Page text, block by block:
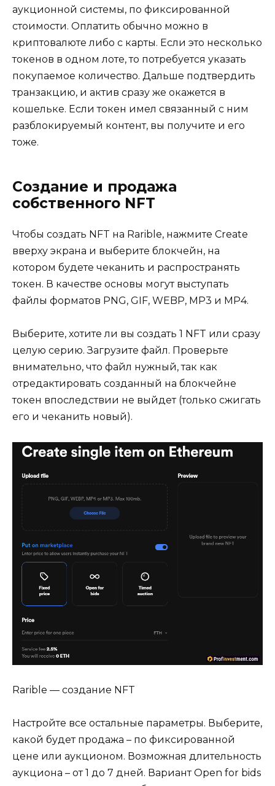
аукционной системы, по фиксированной
стоимости. Оплатить обычно можно в
криптовалюте либо с карты. Если это несколько
токенов в одном лоте, то потребуется указать
покупаемое количество. Дальше подтвердить
транзакцию, и актив сразу же окажется в
кошельке. Если токен имел связанный с ним
разблокируемый контент, вы получите и его
тоже.
Создание и продажа
собственного NFT
Чтобы создать NFT на Rarible, нажмите Create
вверху экрана и выберите блокчейн, на
котором будете чеканить и распространять
токен. В качестве основы могут выступать
файлы форматов PNG, GIF, WEBP, MP3 и MP4.
Выберите, хотите ли вы создать 1 NFT или сразу
целую серию. Загрузите файл. Проверьте
внимательно, что файл нужный, так как
отредактировать созданный на блокчейне
токен впоследствии не выйдет (только сжигать
его и чеканить новый).
Rarible — создание NFT
Настройте все остальные параметры. Выберите,
какой будет продажа – по фиксированной
цене или аукционом. Возможная длительность
аукциона – от 1 до 7 дней. Вариант Open for bids